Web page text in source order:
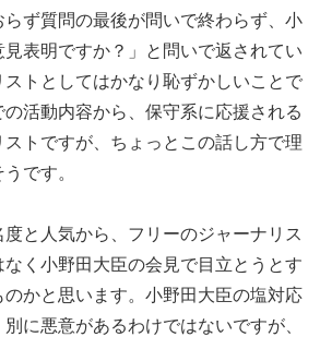
ず質問の最後が問いで終わらず、小
表明ですか？」と問いで返されてい
ストとしてはかなり恥ずかしいことで
活動内容から、保守系に応援される
トですが、ちょっとこの話し方で理
です。
と人気から、フリーのジャーナリス
なく小野田大臣の会見で目立とうとす
のかと思います。小野田大臣の塩対応
に悪意があるわけではないですが、